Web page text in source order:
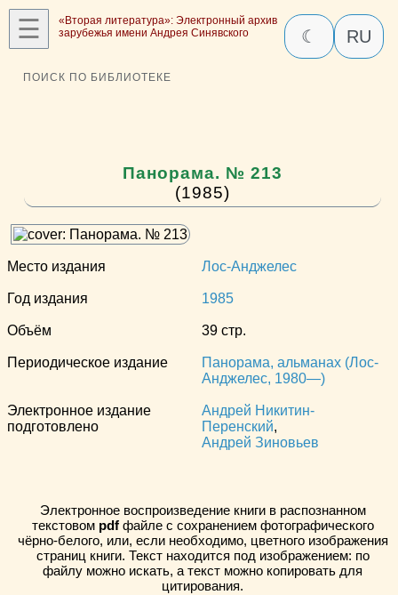
☰
«Вторая литература»: Электронный архив
зарубежья имени Андрея Синявского
☾ RU
ПОИСК ПО БИБЛИОТЕКЕ
Панорама. № 213
(1985)
Место издания Лос-Анджелес
Год издания 1985
Объём 39 стр.
Периодическое издание
Панорама, альманах (Лос-
Анджелес, 1980—)
Электронное издание
подготовлено
Андрей Никитин-
Перенский,
Андрей Зиновьев
Электронное воспроизведение книги в распознанном
текстовом pdfфайле с сохранением фотографического
чёрно-белого, или, если необходимо, цветного изображения
страниц книги. Текст находится под изображением: по
файлу можно искать, а текст можно копировать для
цитирования.